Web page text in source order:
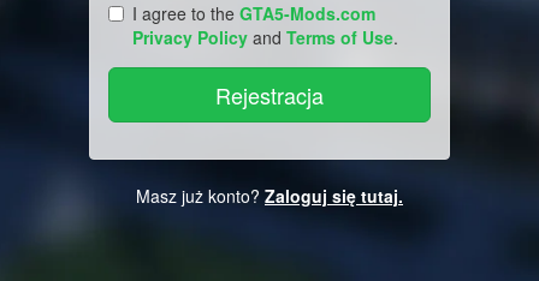
I agree to the GTA5-Mods.com
Privacy Policy and Terms of Use.
Masz już konto? Zaloguj się tutaj.